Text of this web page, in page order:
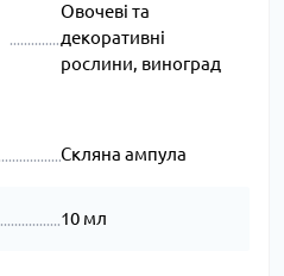
Овочеві та
декоративні
рослини, виноград
Скляна ампула
10 мл